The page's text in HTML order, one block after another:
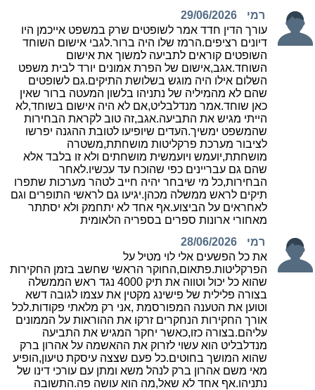
רמי
29/06/2026
עורך הדין חדד אמר לשופטים שרק במשפט אייכמן היו
דיונים רציפים.הרמז שלו היה ברור.לגבי אישום השוחד
השופטים קוראים לתביעה למשוך את אישום
השוחד.אגב,אישום של הפרת אמונים יורד לבית משפט
השלום אילו היה מוגש בשלושת התיקים.גם לשופטים
שהם לא מהמיליה של נתניהו בלשון המעטה ברור שאין
כאן שוחד.אמר מנדלבליט,אם לא היה אישום בשוחד,לא
הייתי מגיש את התביעה.אגב,זה טוב לקראת הבחירות
שהמשפט ימשיך.העדים שיופיעו לטובת ההגנה יפרשו
לציבור מערכת פרקליטות מושחתת,משטרה
מושחתת,יועמש ויועמשית מושחתים ולא זו בלבד אלא
שהם גם עבריינים כפי שהוכח עד עכשיו.לאחר
הבחירות,כל מי שיבחר יהיה חייב לטהר מערכות שתפרו
תיקים לראש ממשלה מכהן.יגיעו גם לראשי התופרים וגם
לאחראים על הביצוע.אף אחד לא יתחמק ולא יסתתר
מאחורי ארונות ספרים בספריה הלאומית
רמי
28/06/2026
את כל הפשעים אלי לוי מטיל על
הפרקליטות.פתאום,החוקר הראשי שחשב בזמן החקירות
שהוא כל יכול וטווה את תיק 4000 נגד ראש הממשלה
בצורה פלילית של פישינג מקטין את עצמו לגובה דשא
וטוען את הטענה המפורסמת ,אני רק מלאתי פקודות.לכל
אורך החקירות הנחקרים זרקו את ההוראות על הממונים
עליהם.בצורה כזו,כאשר יחקר המגיש את התביעה
מנדלבליט הוא עשוי לזרוק את ההאשמה על אהרון ברק
שהוא המושך בחוטים.כל פעם שצצה עיסקת טיעון,הופיע
מאי משם אהרון ברק לנהל משא ומתן עם עורכי דינו של
נתניהו.אף אחד לא שאל,מה הוא עושה פה.התשובה